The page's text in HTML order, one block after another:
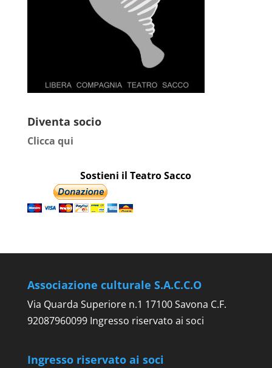
Diventa socio
Clicca qui
Sostieni il Teatro Sacco
Associazione culturale S.A.C.C.O
Via Quarda Superiore n.1 17100 Savona C.F.
92087960099 Ingresso riservato ai soci
Ingresso riservato ai soci